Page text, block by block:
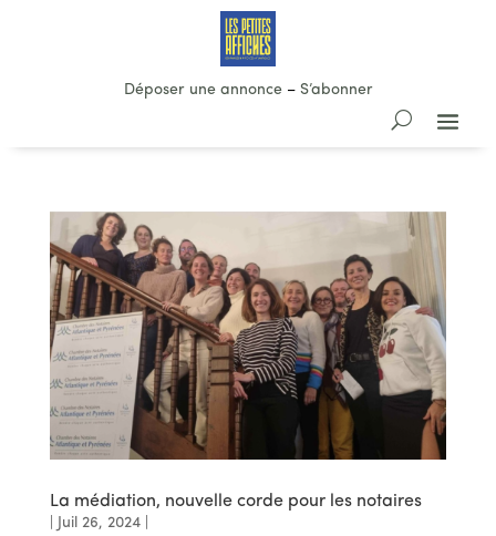
Déposer une annonce– S’abonner
La médiation, nouvelle corde pour les notaires
Juil 26, 2024|